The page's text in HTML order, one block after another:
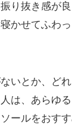
り抜き感が良
かせてふわ
いとか、
ど
は、 あらゆ
ールをおす